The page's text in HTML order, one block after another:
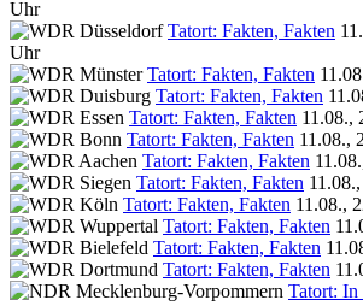
Uhr
Tatort: Fakten, Fakten
Uhr
Tatort: Fakten, Fakten
Tatort: Fakten, Fakten
Tatort: Fakten, Fakten 11.08.,
Tatort: Fakten, Fakten 11.08.,
Tatort: Fakten, Fakten
Tatort: Fakten, Fakten
Tatort: Fakten, Fakten 11.08.,
Tatort: Fakten, Fakten
Tatort: Fakten, Fakten
Tatort: Fakten, Fakten
Tatort: In